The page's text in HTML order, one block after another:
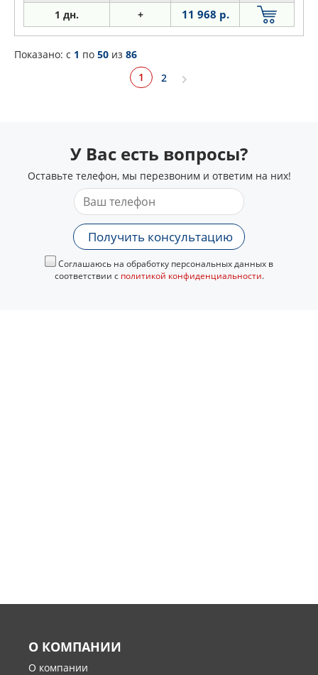
1 дн. + 11 968 р.
Показано: c 1 по 50 из 86
1
2
У Вас есть вопросы?
Оставьте телефон, мы перезвоним и ответим на них!
Получить консультацию
Соглашаюсь на обработку персональных данных в
соответствии с политикой конфиденциальности.
О КОМПАНИИ
О компании